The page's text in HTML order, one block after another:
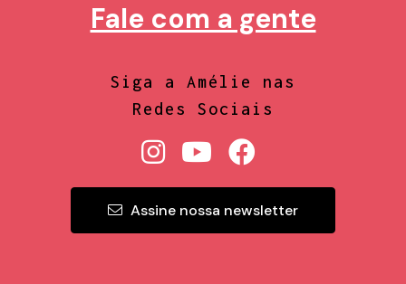
Fale com a gente
Siga a Amélie nas
Redes Sociais
Assine nossa newsletter